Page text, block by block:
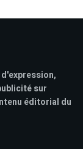
sur
éditorial du